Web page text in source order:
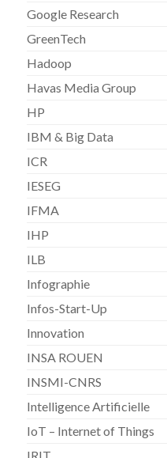
Google Research
GreenTech
Hadoop
Havas Media Group
HP
IBM & Big Data
ICR
IESEG
IFMA
IHP
ILB
Infographie
Infos-Start-Up
Innovation
INSA ROUEN
INSMI-CNRS
Intelligence Artificielle
IoT – Internet of Things
IRIT